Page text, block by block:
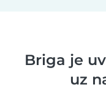
Briga je
uz